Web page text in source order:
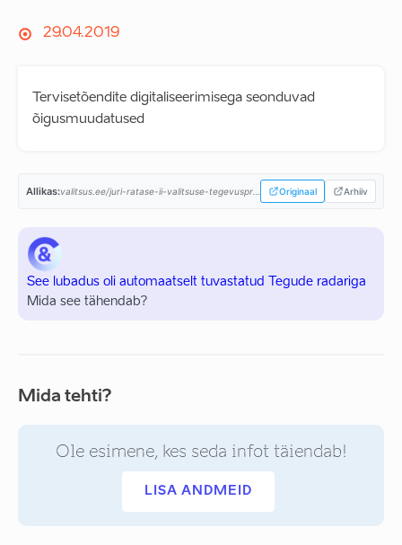
29.04.2019
Tervisetõendite digitaliseerimisega seonduvad
õigusmuudatused
Allikas: Originaal Arhiiv
See lubadus oli automaatselt tuvastatud Tegude radariga
Mida see tähendab?
Mida tehti?
Ole esimene, kes seda infot täiendab!
LISA ANDMEID